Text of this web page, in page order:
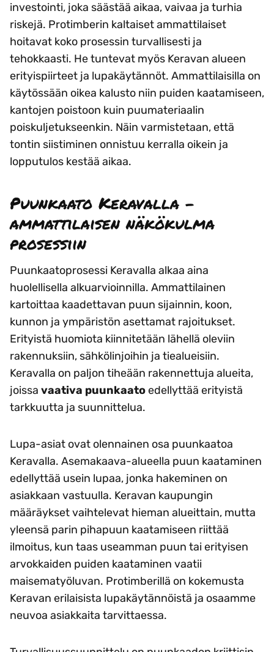
investointi, joka säästää aikaa, vaivaa ja turhia
riskejä. Protimberin kaltaiset ammattilaiset
hoitavat koko prosessin turvallisesti ja
tehokkaasti. He tuntevat myös Keravan alueen
erityispiirteet ja lupakäytännöt. Ammattilaisilla on
käytössään oikea kalusto niin puiden kaatamiseen,
kantojen poistoon kuin puumateriaalin
poiskuljetukseenkin. Näin varmistetaan, että
tontin siistiminen onnistuu kerralla oikein ja
lopputulos kestää aikaa.
Puunkaato Keravalla –
ammattilaisen näkökulma
prosessiin
Puunkaatoprosessi Keravalla alkaa aina
huolellisella alkuarvioinnilla. Ammattilainen
kartoittaa kaadettavan puun sijainnin, koon,
kunnon ja ympäristön asettamat rajoitukset.
Erityistä huomiota kiinnitetään lähellä oleviin
rakennuksiin, sähkölinjoihin ja tiealueisiin.
Keravalla on paljon tiheään rakennettuja alueita,
joissa vaativa puunkaato edellyttää erityistä
tarkkuutta ja suunnittelua.
Lupa-asiat ovat olennainen osa puunkaatoa
Keravalla. Asemakaava-alueella puun kaataminen
edellyttää usein lupaa, jonka hakeminen on
asiakkaan vastuulla. Keravan kaupungin
määräykset vaihtelevat hieman alueittain, mutta
yleensä parin pihapuun kaatamiseen riittää
ilmoitus, kun taas useamman puun tai erityisen
arvokkaiden puiden kaataminen vaatii
maisematyöluvan. Protimberillä on kokemusta
Keravan erilaisista lupakäytännöistä ja osaamme
neuvoa asiakkaita tarvittaessa.